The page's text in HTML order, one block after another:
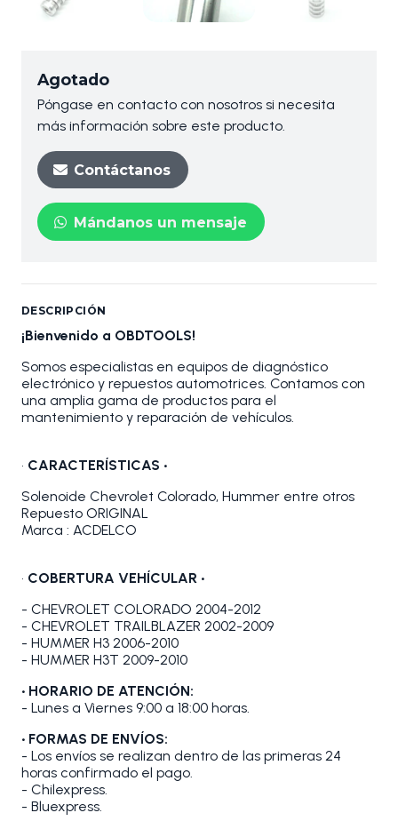
Agotado
Póngase en contacto con nosotros si necesita
más información sobre este producto.
Contáctanos
Mándanos un mensaje
DESCRIPCIÓN
¡Bienvenido a OBDTOOLS!
Somos especialistas en equipos de diagnóstico
electrónico y repuestos automotrices. Contamos con
una amplia gama de productos para el
mantenimiento y reparación de vehículos.
• CARACTERÍSTICAS •
Solenoide Chevrolet Colorado, Hummer entre otros
Repuesto ORIGINAL
Marca : ACDELCO
• COBERTURA VEHÍCULAR •
- CHEVROLET COLORADO 2004-2012
- CHEVROLET TRAILBLAZER 2002-2009
- HUMMER H3 2006-2010
- HUMMER H3T 2009-2010
• HORARIO DE ATENCIÓN:
- Lunes a Viernes 9:00 a 18:00 horas.
• FORMAS DE ENVÍOS:
- Los envíos se realizan dentro de las primeras 24
horas confirmado el pago.
- Chilexpress.
- Bluexpress.